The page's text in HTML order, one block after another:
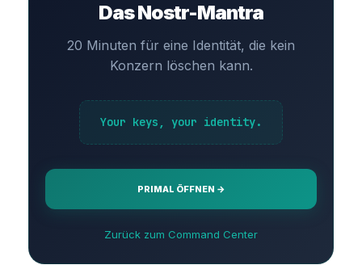
Das Nostr-Mantra
20 Minuten für eine Identität, die kein
Konzern löschen kann.
Your keys, your identity.
PRIMAL ÖFFNEN →
Zurück zum Command Center